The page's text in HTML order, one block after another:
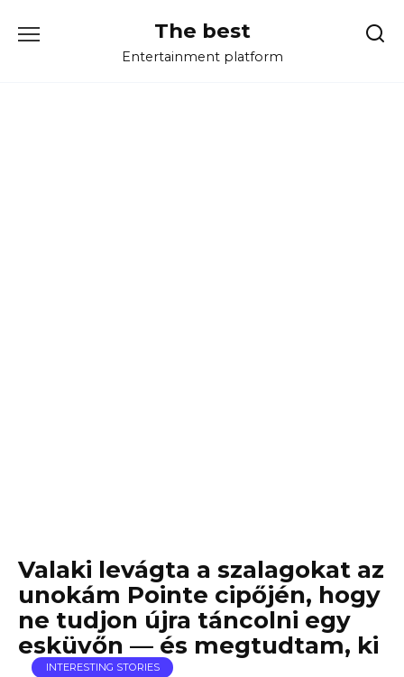
The best
Entertainment platform
Valaki levágta a szalagokat az
unokám Pointe cipőjén, hogy
ne tudjon újra táncolni egy
esküvőn — és megtudtam, ki
INTERESTING STORIES